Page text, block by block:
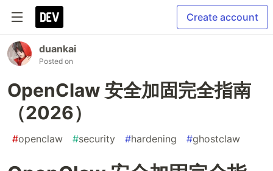
Create account
duankai
Posted on
OpenClaw 安全加固完全指南
（2026）
#openclaw #security #hardening #ghostclaw